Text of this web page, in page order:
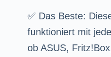
✅ Das Beste:
funktioniert mit
ob ASUS,